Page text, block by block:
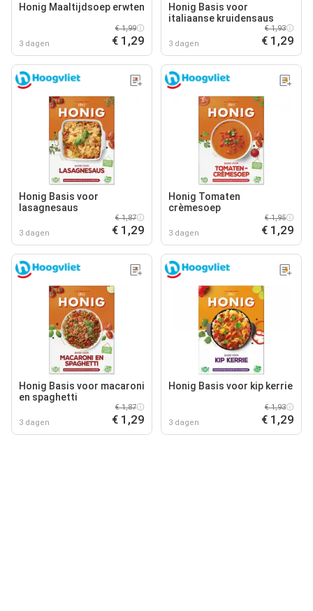
Honig Maaltijdsoep erwten
3 dagen
€ 1,99
€ 1,29
Honig Basis voor
italiaanse kruidensaus
3 dagen
€ 1,93
€ 1,29
Honig Basis voor
lasagnesaus
3 dagen
€ 1,87
€ 1,29
Honig Tomaten
crèmesoep
3 dagen
€ 1,95
€ 1,29
Honig Basis voor macaroni
en spaghetti
3 dagen
€ 1,87
€ 1,29
Honig Basis voor kip kerrie
3 dagen
€ 1,93
€ 1,29